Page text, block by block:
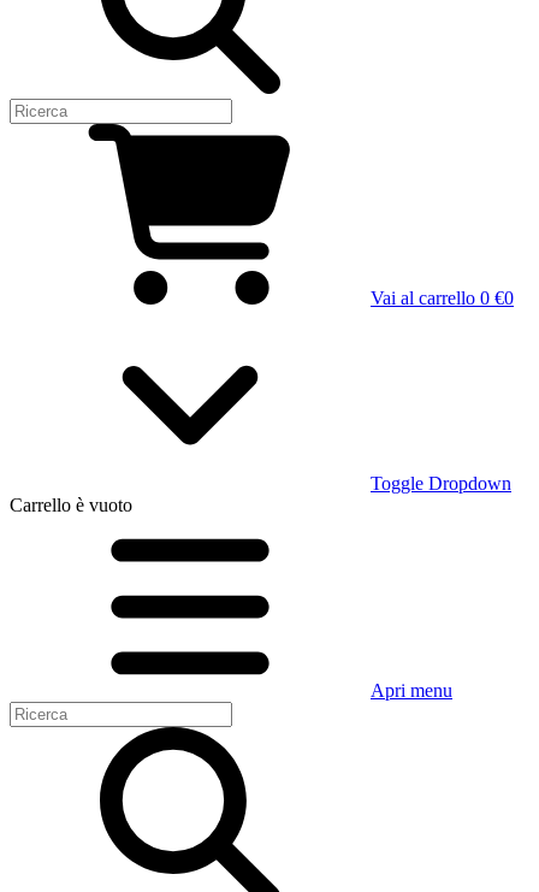
Vai al carrello 0 €0
Toggle Dropdown
Carrello è vuoto
Apri menu